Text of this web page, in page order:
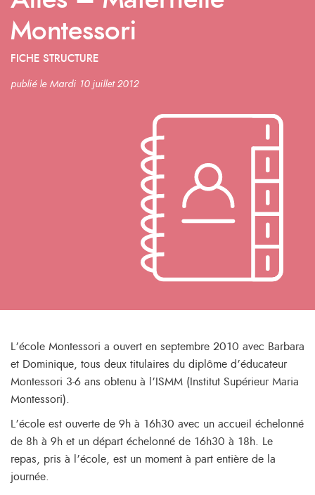
Montessori
FICHE STRUCTURE
publié le Mardi 10 juillet 2012
L’école Montessori a ouvert en septembre 2010 avec Barbara
et Dominique, tous deux titulaires du diplôme d’éducateur
Montessori 3-6 ans obtenu à l’ISMM (Institut Supérieur Maria
Montessori).
L’école est ouverte de 9h à 16h30 avec un accueil échelonné
de 8h à 9h et un départ échelonné de 16h30 à 18h. Le
repas, pris à l’école, est un moment à part entière de la
journée.